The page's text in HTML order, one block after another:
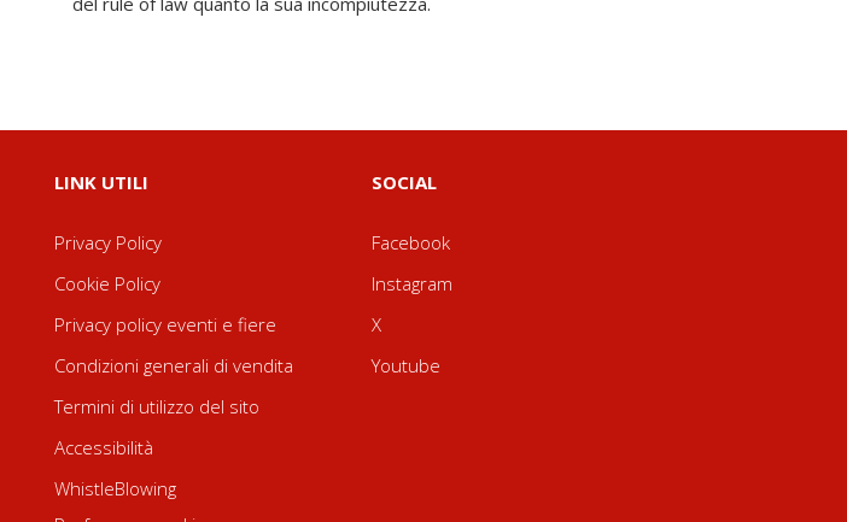
LINK UTILI
Privacy Policy
Cookie Policy
Privacy policy eventi e fiere
Condizioni generali di vendita
Termini di utilizzo del sito
Accessibilità
WhistleBlowing
SOCIAL
Facebook
Instagram
X
Youtube